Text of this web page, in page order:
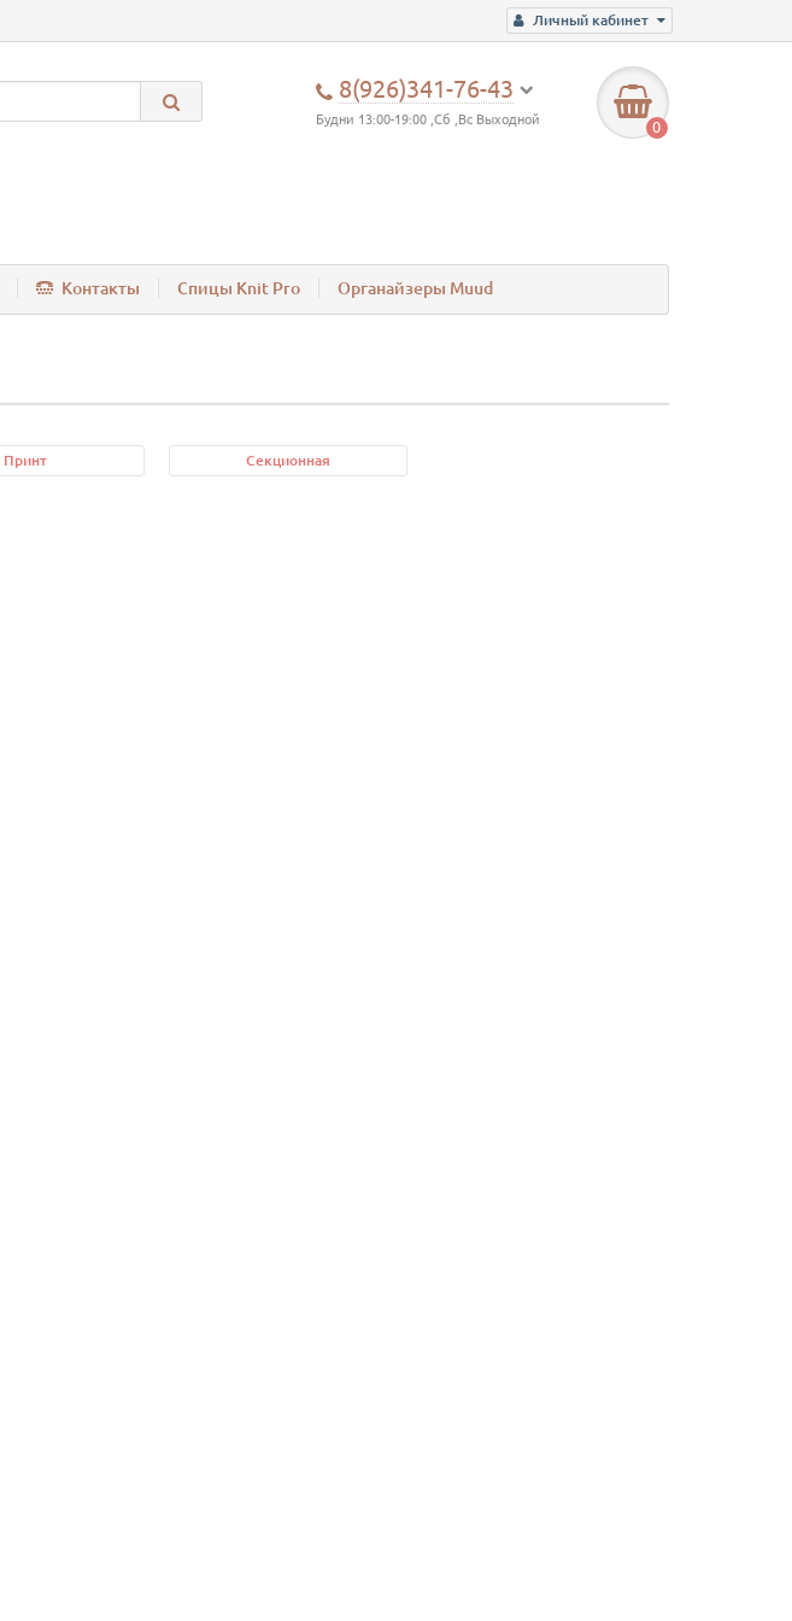
Личный кабинет
8(926)341-76-43
Будни 13:00-19:00 ,Сб ,Вс Выходной 0
Контакты Спицы Knit Pro Органайзеры Muud
Принт Секционная